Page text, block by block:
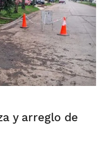
y arreglo de